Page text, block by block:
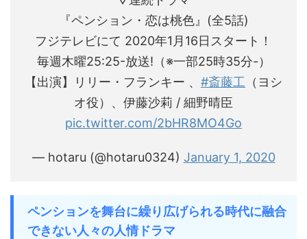
『ペンション・恋は桃色』(全5話)
フジテレビにて 2020年1月16日スタート！
毎週木曜25:25-放送!（※一部25時35分-）
【出演】リリー・フランキー 、 #斎藤工 （ヨシ
オ役）、伊藤沙莉 / 細野晴臣
pic.twitter.com/2bHR8MO4Go
— hotaru (@hotaru0324) January 1, 2020
ペンションを舞台に繰り広げられる時代に融合
できない人々の人情ドラマ